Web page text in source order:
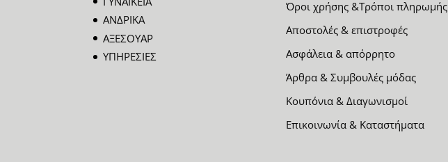
ΑΝΔΡΙΚΑ
ΑΞΕΣΟΥΑΡ
ΥΠΗΡΕΣΙΕΣ
Όροι χρήσης &Τρόποι πληρωμής
Αποστολές & επιστροφές
Ασφάλεια & απόρρητο
Άρθρα & Συμβουλές μόδας
Κουπόνια & Διαγωνισμοί
Επικοινωνία & Καταστήματα